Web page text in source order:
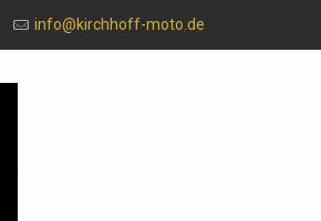
info@kirchhoff-moto.de